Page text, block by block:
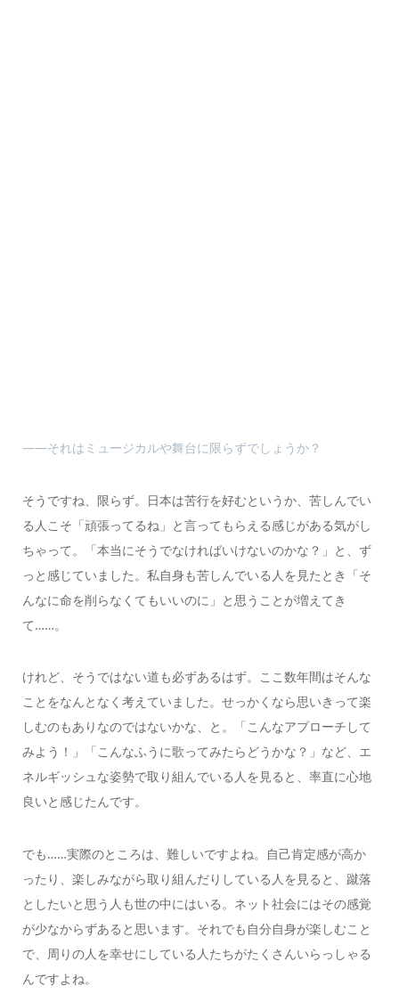
――それはミュージカルや舞台に限らずでしょうか？
そうですね、限らず。日本は苦行を好むというか、苦しんでい
る人こそ「頑張ってるね」と言ってもらえる感じがある気がし
ちゃって。「本当にそうでなければいけないのかな？」と、ず
っと感じていました。私自身も苦しんでいる人を見たとき「そ
んなに命を削らなくてもいいのに」と思うことが増えてき
て……。
けれど、そうではない道も必ずあるはず。ここ数年間はそんな
ことをなんとなく考えていました。せっかくなら思いきって楽
しむのもありなのではないかな、と。「こんなアプローチして
みよう！」「こんなふうに歌ってみたらどうかな？」など、エ
ネルギッシュな姿勢で取り組んでいる人を見ると、率直に心地
良いと感じたんです。
でも……実際のところは、難しいですよね。自己肯定感が高か
ったり、楽しみながら取り組んだりしている人を見ると、蹴落
としたいと思う人も世の中にはいる。ネット社会にはその感覚
が少なからずあると思います。それでも自分自身が楽しむこと
で、周りの人を幸せにしている人たちがたくさんいらっしゃる
んですよね。